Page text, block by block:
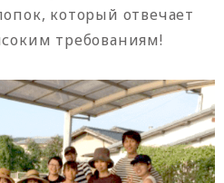
который отвечает
требованиям!